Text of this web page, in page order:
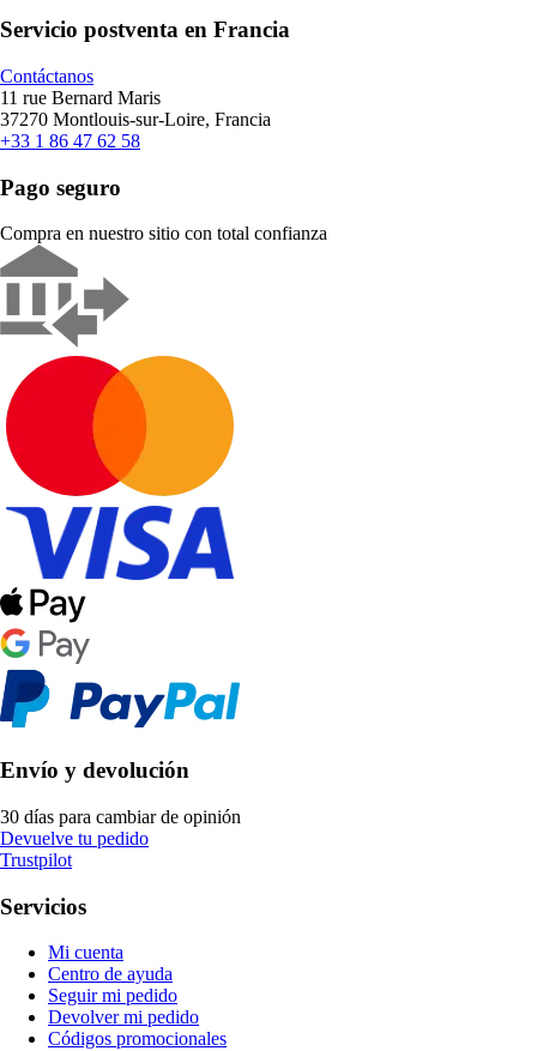
Servicio postventa en Francia
Contáctanos
11 rue Bernard Maris
37270 Montlouis-sur-Loire, Francia
+33 1 86 47 62 58
Pago seguro
Compra en nuestro sitio con total confianza
Envío y devolución
30 días para cambiar de opinión
Devuelve tu pedido
Trustpilot
Servicios
Mi cuenta
Centro de ayuda
Seguir mi pedido
Devolver mi pedido
Códigos promocionales